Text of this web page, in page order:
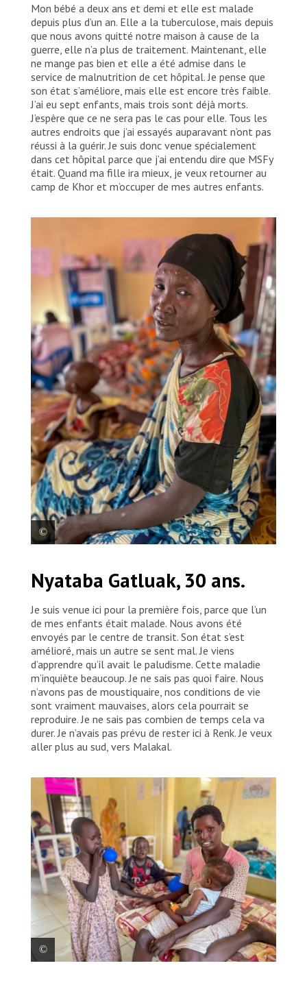
Mon bébé a deux ans et demi et elle est malade
depuis plus d’un an. Elle a la tuberculose, mais depuis
que nous avons quitté notre maison à cause de la
guerre, elle n’a plus de traitement. Maintenant, elle
ne mange pas bien et elle a été admise dans le
service de malnutrition de cet hôpital. Je pense que
son état s’améliore, mais elle est encore très faible.
J’ai eu sept enfants, mais trois sont déjà morts.
J’espère que ce ne sera pas le cas pour elle. Tous les
autres endroits que j’ai essayés auparavant n’ont pas
réussi à la guérir. Je suis donc venue spécialement
dans cet hôpital parce que j’ai entendu dire que MSFy
était. Quand ma fille ira mieux, je veux retourner au
camp de Khor et m’occuper de mes autres enfants.
de Renk parce que son fils, Johmson Joseph, souffre
de malnutrition. Elle a eu sept enfants, mais trois
Nyataba Gatluak, 30 ans.
Je suis venue ici pour la première fois, parce que l’un
de mes enfants était malade. Nous avons été
envoyés par le centre de transit. Son état s’est
amélioré, mais un autre se sent mal. Je viens
d’apprendre qu’il avait le paludisme. Cette maladie
m’inquiète beaucoup. Je ne sais pas quoi faire. Nous
n’avons pas de moustiquaire, nos conditions de vie
sont vraiment mauvaises, alors cela pourrait se
reproduire. Je ne sais pas combien de temps cela va
durer. Je n’avais pas prévu de rester ici à Renk. Je veux
aller plus au sud, vers Malakal.